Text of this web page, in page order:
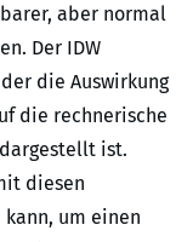
aber normal
Der IDW
die Auswirkung
die rechnerische
ist.
diesen
um einen